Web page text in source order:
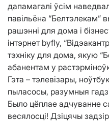
дапамагалі ўсім
павільёна “Белтэлекам”
рашэнні для дома і
інтэрнет byfly,
тэхніку для дома, якую
абанентам у
Гэта – тэлевізары,
пыласосы, разумныя
Было цёплае адчуванне
весялосці! Дзіцячы